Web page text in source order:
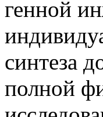
генной
синтеза
полной